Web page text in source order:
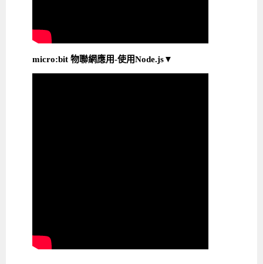
micro:bit 物聯網應用-使用Node.js▼